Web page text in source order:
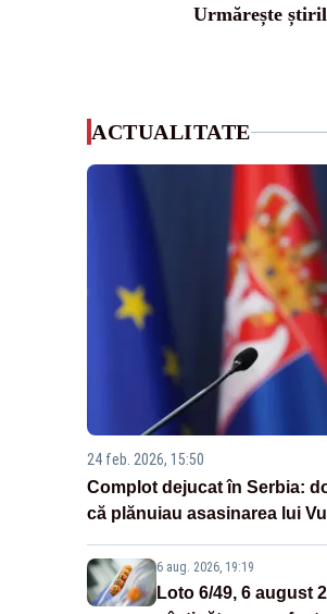
Urmărește
ACTUALITATE
24 feb. 2026, 15:50
Complot dejucat în Serbia:
că plănuiau asasinarea lui
6 aug. 2026, 19:19
Loto 6/49, 6 august